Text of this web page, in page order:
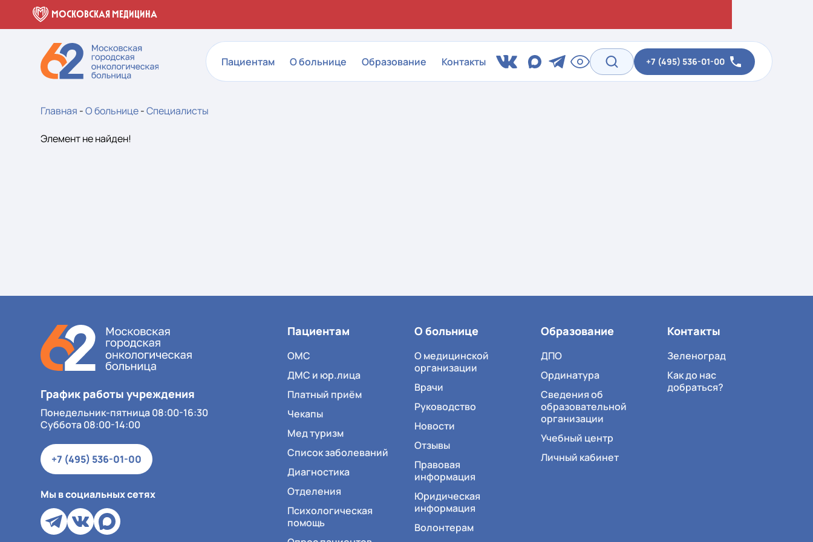
МОСКОВСКАЯ МЕДИЦИНА
Пациентам О больнице Образование Контакты +7 (495) 536-01-00
Главная -О больнице-Специалисты
Элемент не найден!
График работы учреждения
Понедельник-пятница 08:00-16:30
Суббота 08:00-14:00
+7 (495) 536-01-00
Мы в социальных сетях
Пациентам
ОМС
ДМС и юр.лица
Платный приём
Чекапы
Мед туризм
Список заболеваний
Диагностика
Отделения
Психологическая
помощь
О больнице
О медицинской
организации
Врачи
Руководство
Новости
Отзывы
Правовая
информация
Юридическая
информация
Волонтерам
Образование
ДПО
Ординатура
Сведения об
образовательной
организации
Учебный центр
Личный кабинет
Контакты
Зеленоград
Как до нас
добраться?